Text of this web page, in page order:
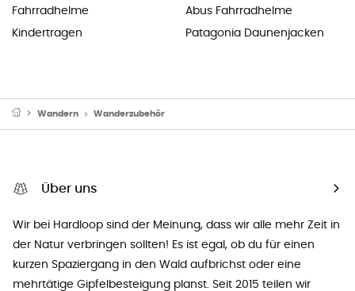
Fahrradhelme
Kindertragen
Abus Fahrradhelme
Patagonia Daunenjacken
Wandern Wanderzubehör
Über uns
Wir bei Hardloop sind der Meinung, dass wir alle mehr Zeit in
der Natur verbringen sollten! Es ist egal, ob du für einen
kurzen Spaziergang in den Wald aufbrichst oder eine
mehrtätige Gipfelbesteigung planst. Seit 2015 teilen wir